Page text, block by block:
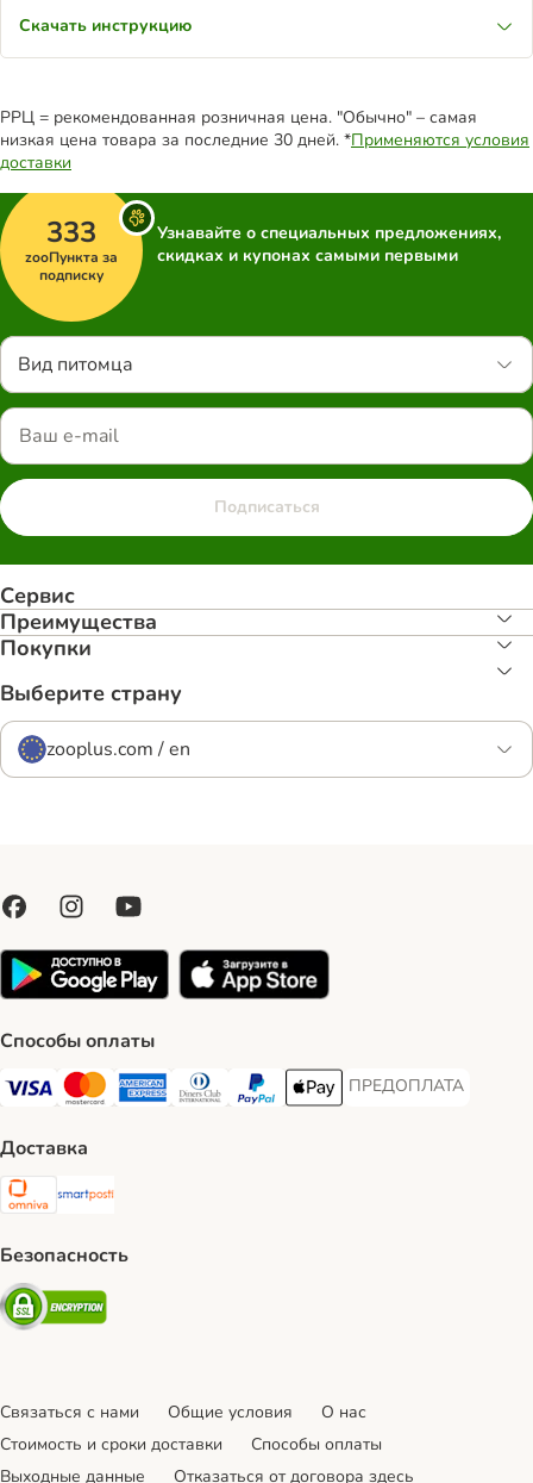
Скачать инструкцию
РРЦ = рекомендованная розничная цена. "Обычно" – самая
низкая цена товара за последние 30 дней. *Применяются условия
доставки
333
zooПункта за
подписку
Узнавайте о специальных предложениях,
скидках и купонах самыми первыми
Вид питомца
Подписаться
Сервис
Преимуществa
Покупки
Выберите страну
zooplus.com / en
Способы оплаты
Visa Payment Method
Mastercard Payment Method
American Express Payment Method
Diners Club Payment Method
PayPal Payment Method
Apple Pay Payment Method
ПРЕДОПЛАТА
ПРЕДОПЛАТА
Доставка
Omniva Shipping Method
SmartPosti Shipping Method
Безопасность
Security
Связаться с нами Общие условия
О нас
Стоимость и сроки доставки
Cпособы оплаты
Выходные данные
Отказаться от договора здесь